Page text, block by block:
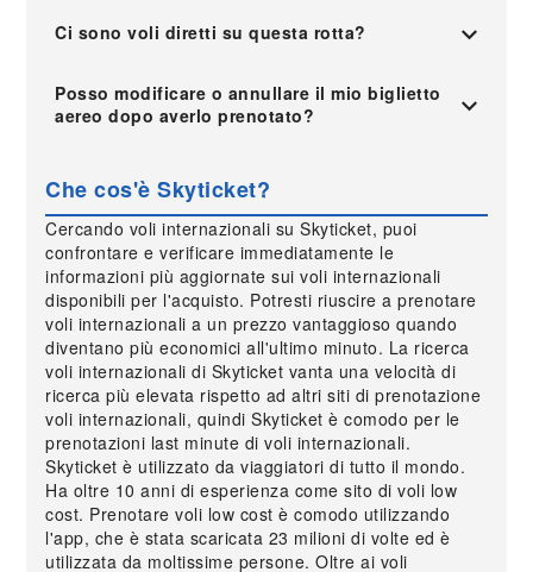
Ci sono voli diretti su questa rotta?
Posso modificare o annullare il mio biglietto
aereo dopo averlo prenotato?
Che cos'è Skyticket?
Cercando voli internazionali su Skyticket, puoi
confrontare e verificare immediatamente le
informazioni più aggiornate sui voli internazionali
disponibili per l'acquisto. Potresti riuscire a prenotare
voli internazionali a un prezzo vantaggioso quando
diventano più economici all'ultimo minuto. La ricerca
voli internazionali di Skyticket vanta una velocità di
ricerca più elevata rispetto ad altri siti di prenotazione
voli internazionali, quindi Skyticket è comodo per le
prenotazioni last minute di voli internazionali.
Skyticket è utilizzato da viaggiatori di tutto il mondo.
Ha oltre 10 anni di esperienza come sito di voli low
cost. Prenotare voli low cost è comodo utilizzando
l'app, che è stata scaricata 23 milioni di volte ed è
utilizzata da moltissime persone. Oltre ai voli